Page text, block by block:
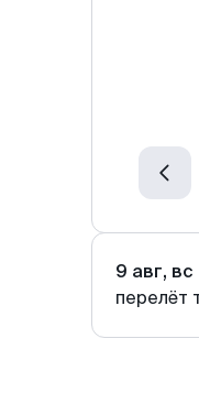
9 авг, вс
перелёт